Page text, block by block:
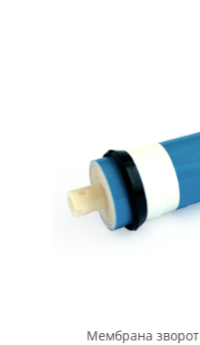
Мембрана